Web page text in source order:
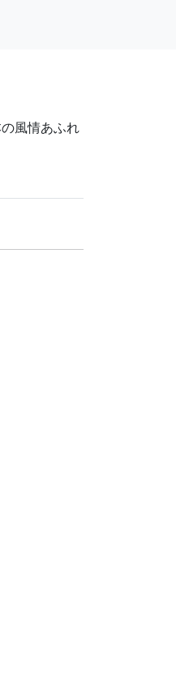
風情あふれ